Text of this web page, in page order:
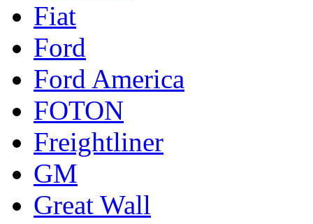
Fiat
Ford
Ford America
FOTON
Freightliner
GM
Great Wall